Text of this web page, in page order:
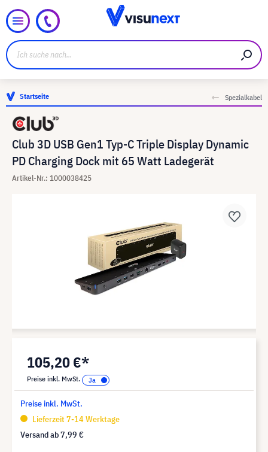
Startseite Spezialkabel
Club 3D USB Gen1 Typ-C Triple Display Dynamic
PD Charging Dock mit 65 Watt Ladegerät
Artikel-Nr.: 1000038425
105,20 €*
Preise inkl. MwSt.
Preise inkl. MwSt.
Lieferzeit 7-14 Werktage
Versand ab7,99 €